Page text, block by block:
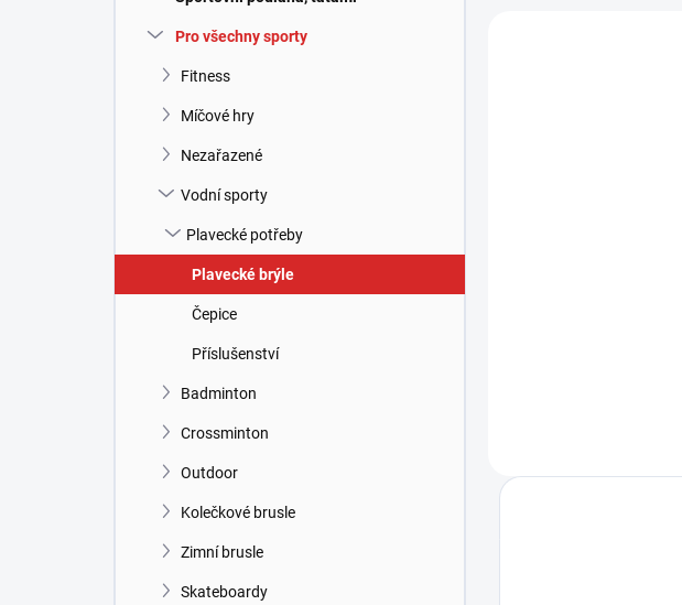
Pro všechny sporty
Fitness
Míčové hry
Nezařazené
Vodní sporty
Plavecké potřeby
Plavecké brýle
Čepice
Příslušenství
Badminton
Crossminton
Outdoor
Kolečkové brusle
Zimní brusle
Skateboardy